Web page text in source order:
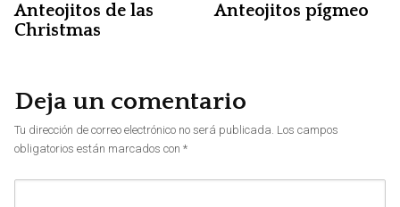
Anteojitos de las
Christmas
Anteojitos pígmeo
Deja un comentario
Tu dirección de correo electrónico no será publicada. Los campos
obligatorios están marcados con *